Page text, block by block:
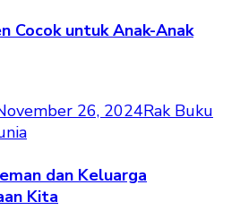
Cocok untuk Anak-Anak
26, 2024Rak Buku
dan Keluarga
Kita